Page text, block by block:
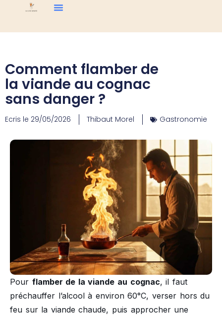
Comment flamber de
la viande au cognac
sans danger ?
Ecris le 29/05/2026 Thibaut Morel Gastronomie
Pour flamber de la viande au cognac, il faut
préchauffer l’alcool à environ 60°C, verser hors du
feu sur la viande chaude, puis approcher une